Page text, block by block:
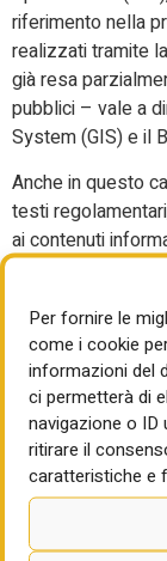
Per fornire le
come i cookie
informazioni del
ci permetterà di
navigazione o
ritirare il
caratteristiche e
riferimento nella
realizzati tramite
già resa
pubblici – vale a
System (GIS) e il
Anche in questo
testi
ai contenuti
mediazioni, con
dimensioni che,
anche sulla base
(ad esempio,
Naturalmente, il
estendibile, ad
prevederebbe la
algoritmica, vale
procedimento